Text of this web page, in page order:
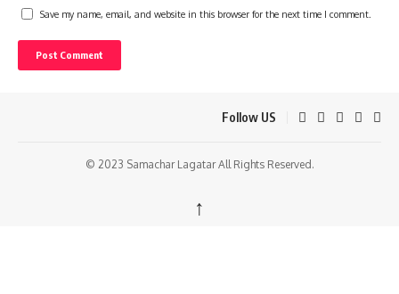
Save my name, email, and website in this browser for the next time I comment.
Follow US
© 2023 Samachar Lagatar All Rights Reserved.
↑